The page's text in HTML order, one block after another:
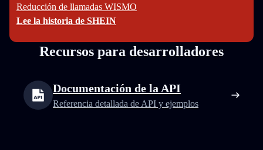
Reducción de llamadas WISMO
Lee la historia de SHEIN
Recursos para desarrolladores
Documentación de la API
Referencia detallada de API y ejemplos